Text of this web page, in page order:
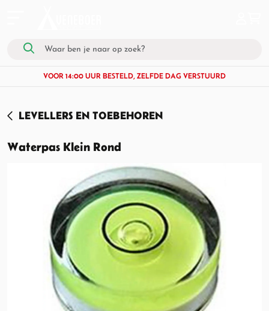
VOOR 14:00 UUR BESTELD, ZELFDE DAG VERSTUURD
LEVELLERS EN TOEBEHOREN
Waterpas Klein Rond